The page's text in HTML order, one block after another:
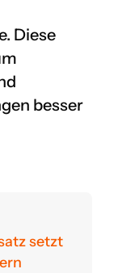
Diese
besser
setzt